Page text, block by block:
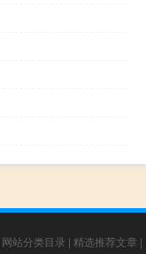
网站分类目录 | 精选推荐文章 |